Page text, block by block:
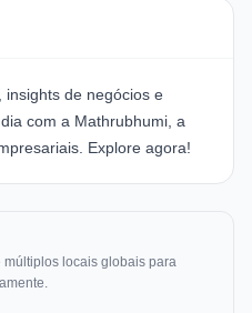
insights de negócios e
com a Mathrubhumi, a
Explore agora!
múltiplos locais globais para